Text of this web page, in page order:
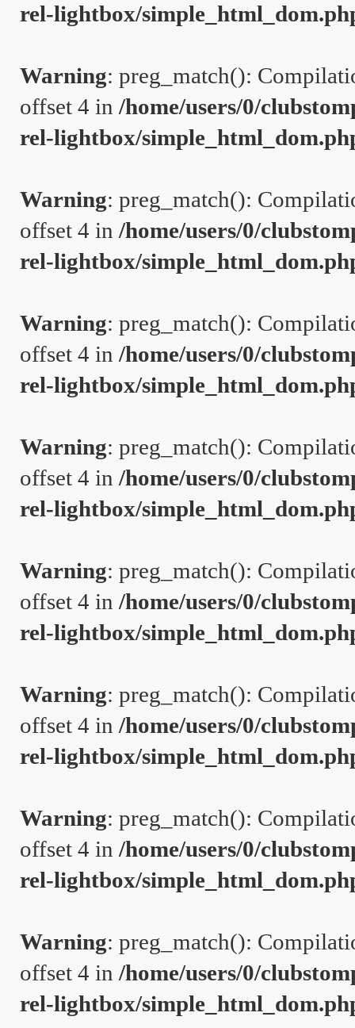
rel-lightbox/
Warning: preg_match():
offset 4 in /home/users/0/
rel-lightbox/
Warning: preg_match():
offset 4 in /home/users/0/
rel-lightbox/
Warning: preg_match():
offset 4 in /home/users/0/
rel-lightbox/
Warning: preg_match():
offset 4 in /home/users/0/
rel-lightbox/
Warning: preg_match():
offset 4 in /home/users/0/
rel-lightbox/
Warning: preg_match():
offset 4 in /home/users/0/
rel-lightbox/
Warning: preg_match():
offset 4 in /home/users/0/
rel-lightbox/
Warning: preg_match():
offset 4 in /home/users/0/
rel-lightbox/